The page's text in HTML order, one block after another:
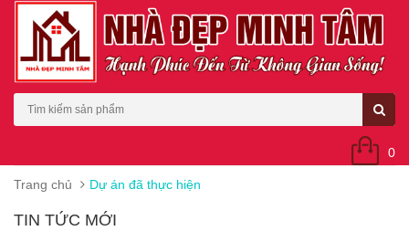
0
Trang chủ Dự án đã thực hiện
TIN TỨC MỚI